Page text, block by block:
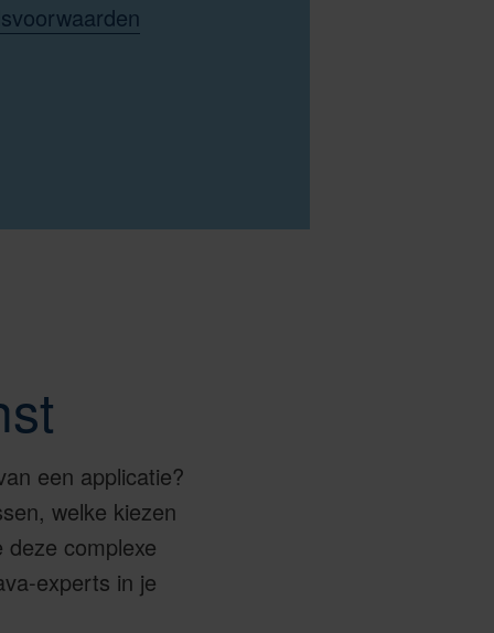
een applicatie?
welke kiezen
complexe
experts in je